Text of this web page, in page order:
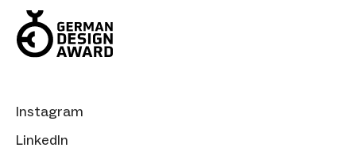
Instagram
LinkedIn